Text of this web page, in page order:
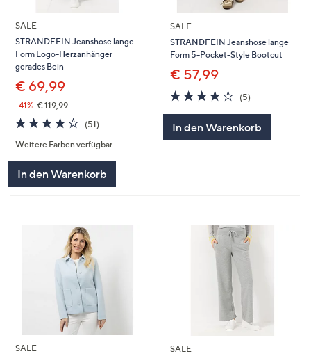
SALE
STRANDFEIN Jeanshose lange
Form Logo-Herzanhänger
gerades Bein
€ 69,99
-41% € 119,99
4.1
von
5
(51)
Weitere Farben verfügbar
In den Warenkorb
SALE
STRANDFEIN Jeanshose lange
Form 5-Pocket-Style Bootcut
€ 57,99
4.0
von
5
(5)
In den Warenkorb
SALE
SALE